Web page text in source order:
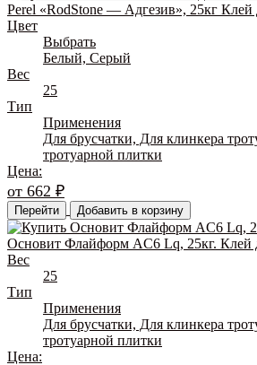
Perel «RodStone — Адгезив», 25кг Клей
Цвет
Выбрать
Белый, Серый
Вес
25
Тип
Применения
Для брусчатки, Для клинкера
тротуарной плитки
Цена:
от 662 ₽
Перейти Добавить в корзину
Основит Флайформ AC6 Lq, 25кг. Клей
Вес
25
Тип
Применения
Для брусчатки, Для клинкера
тротуарной плитки
Цена: